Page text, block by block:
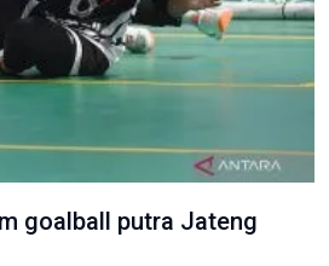
goalball putra Jateng